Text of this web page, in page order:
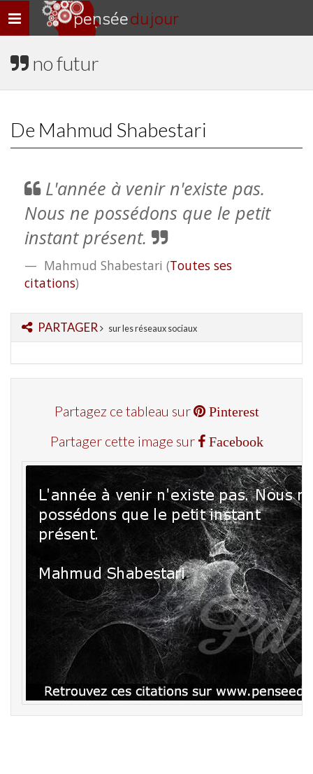
Navigation
rapide
penséedu jour
no futur
De Mahmud Shabestari
L'année à venir n'existe pas.
Nous ne possédons que le petit
instant présent.
Mahmud Shabestari (Toutes ses
citations)
PARTAGER sur les réseaux sociaux
Partagez ce tableau sur Pinterest
Partager cette image sur Facebook